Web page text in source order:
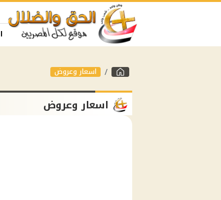
اسعار وعروض
اسعار وعروض